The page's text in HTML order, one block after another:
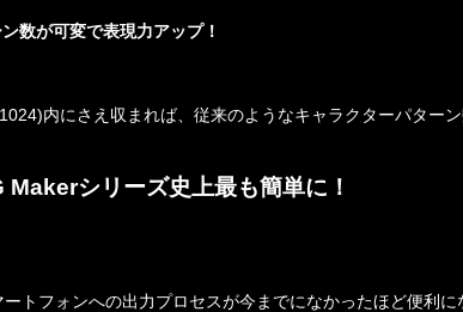
数が可変で表現力アップ！
内にさえ収まれば、従来のようなキャラクターパター
シリーズ史上最も簡単に！
トフォンへの出力プロセスが今までになかったほど便利に